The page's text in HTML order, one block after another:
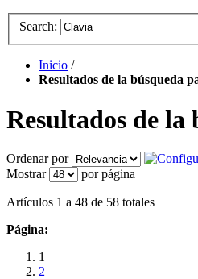
Search:
Inicio /
Resultados de la búsqueda
Resultados de
Ordenar por
Mostrar
por página
Artículos 1 a 48 de 58 totales
Página:
1
2